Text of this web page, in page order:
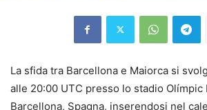
La sfida tra Barcellona e Maiorca si
alle 20:00 UTC presso lo stadio Olímpic
Barcellona, Spagna, inserendosi nel